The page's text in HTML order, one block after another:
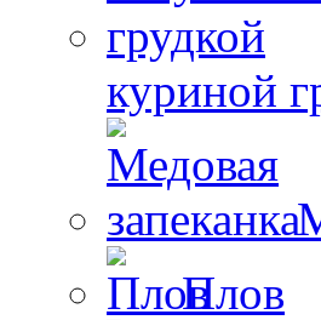
куриной
Плов